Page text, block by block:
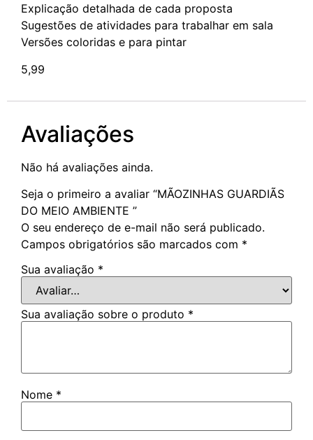
Explicação detalhada de cada proposta
Sugestões de atividades para trabalhar em sala
Versões coloridas e para pintar
5,99
Avaliações
Não há avaliações ainda.
Seja o primeiro a avaliar “MÃOZINHAS GUARDIÃS
DO MEIO AMBIENTE ”
O seu endereço de e-mail não será publicado.
Campos obrigatórios são marcados com *
Sua avaliação *
Sua avaliação sobre o produto *
Nome *